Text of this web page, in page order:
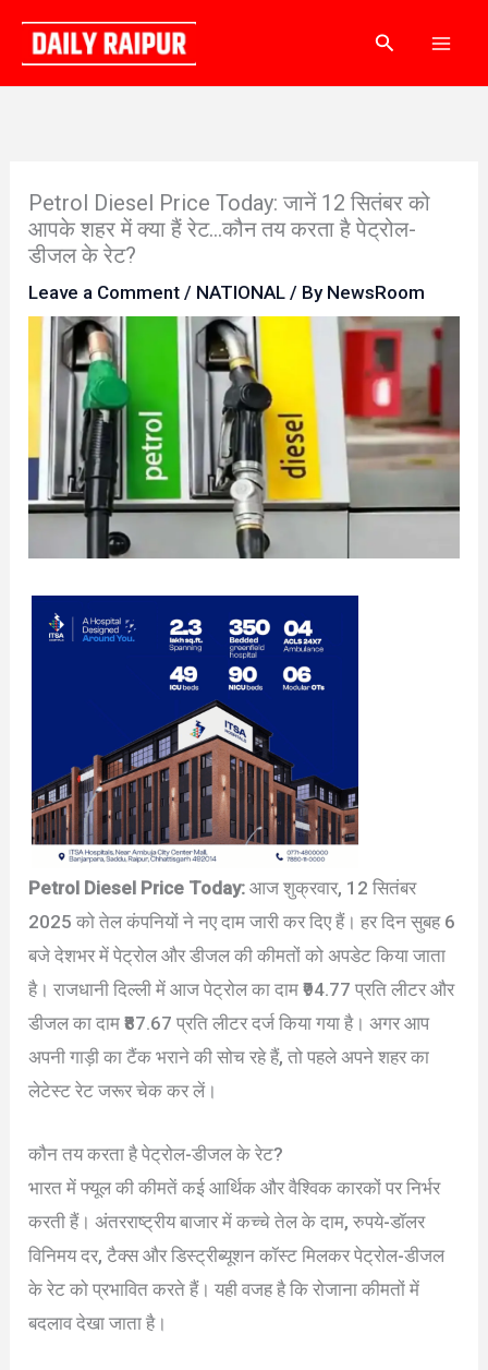
content
Search
Petrol Diesel Price Today: जानें 12 सितंबर को
आपके शहर में क्या हैं रेट…कौन तय करता है पेट्रोल-
डीजल के रेट?
Leave a Comment / NATIONAL / By NewsRoom
Petrol Diesel Price Today: आज शुक्रवार, 12 सितंबर
2025 को तेल कंपनियों ने नए दाम जारी कर दिए हैं। हर दिन सुबह 6
बजे देशभर में पेट्रोल और डीजल की कीमतों को अपडेट किया जाता
है। राजधानी दिल्ली में आज पेट्रोल का दाम ₹94.77 प्रति लीटर और
डीजल का दाम ₹87.67 प्रति लीटर दर्ज किया गया है। अगर आप
अपनी गाड़ी का टैंक भराने की सोच रहे हैं, तो पहले अपने शहर का
लेटेस्ट रेट जरूर चेक कर लें।
कौन तय करता है पेट्रोल-डीजल के रेट?
भारत में फ्यूल की कीमतें कई आर्थिक और वैश्विक कारकों पर निर्भर
करती हैं। अंतरराष्ट्रीय बाजार में कच्चे तेल के दाम, रुपये-डॉलर
विनिमय दर, टैक्स और डिस्ट्रीब्यूशन कॉस्ट मिलकर पेट्रोल-डीजल
के रेट को प्रभावित करते हैं। यही वजह है कि रोजाना कीमतों में
बदलाव देखा जाता है।